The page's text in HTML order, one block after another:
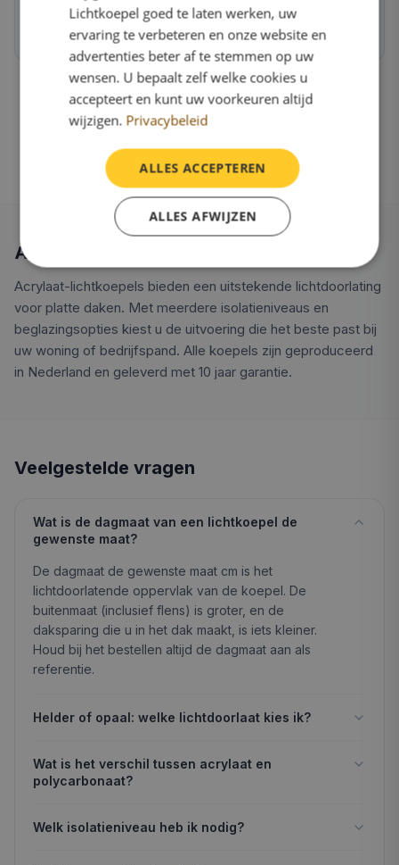
OnlineLichtkoepel.nl kwaliteit
Direct van de fabriek, 10 jaar garantie
Alles over acrylaat lichtkoepels
Acrylaat-lichtkoepels bieden een uitstekende lichtdoorlating
voor platte daken. Met meerdere isolatieniveaus en
beglazingsopties kiest u de uitvoering die het beste past bij
uw woning of bedrijfspand. Alle koepels zijn geproduceerd
in Nederland en geleverd met 10 jaar garantie.
Veelgestelde vragen
Wat is de dagmaat van een lichtkoepel de
gewenste maat?
De dagmaat de gewenste maat cm is het
lichtdoorlatende oppervlak van de koepel. De
buitenmaat (inclusief flens) is groter, en de
daksparing die u in het dak maakt, is iets kleiner.
Houd bij het bestellen altijd de dagmaat aan als
referentie.
Helder of opaal: welke lichtdoorlaat kies ik?
Wat is het verschil tussen acrylaat en
polycarbonaat?
Welk isolatieniveau heb ik nodig?
Lichtkoepel goed te laten werken, uw
ervaring te verbeteren en onze website en
advertenties beter af te stemmen op uw
wensen. U bepaalt zelf welke cookies u
accepteert en kunt uw voorkeuren altijd
wijzigen. Privacybeleid
ALLES ACCEPTEREN
ALLES AFWIJZEN